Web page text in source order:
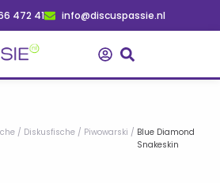
472 41 info@discuspassie.nl
/ Diskusfische / Piwowarski / Blue Diamond
Snakeskin